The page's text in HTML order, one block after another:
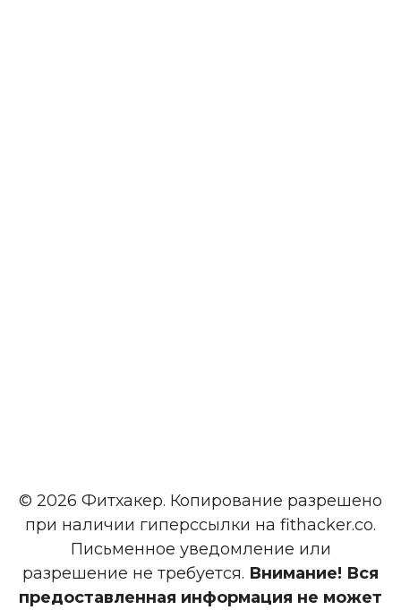
© 2026 Фитхакер. Копирование разрешено
при наличии гиперссылки на fithacker.co.
Письменное уведомление или
разрешение не требуется. Внимание! Вся
предоставленная информация не может